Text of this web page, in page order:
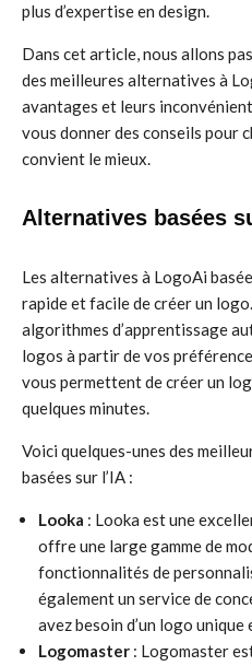
plus d’expertise en design.
Dans cet article, nous allons
des meilleures alternatives à
avantages et leurs
vous donner des conseils pour
convient le mieux.
Alternatives basées
Les alternatives à LogoAi
rapide et facile de créer un
algorithmes d’apprentissage
logos à partir de vos
vous permettent de créer un
quelques minutes.
Voici quelques-unes des
basées sur l’IA :
Looka : Looka est une
offre une large gamme de
fonctionnalités de
également un service de
avez besoin d’un logo
Logomaster : Logomaster